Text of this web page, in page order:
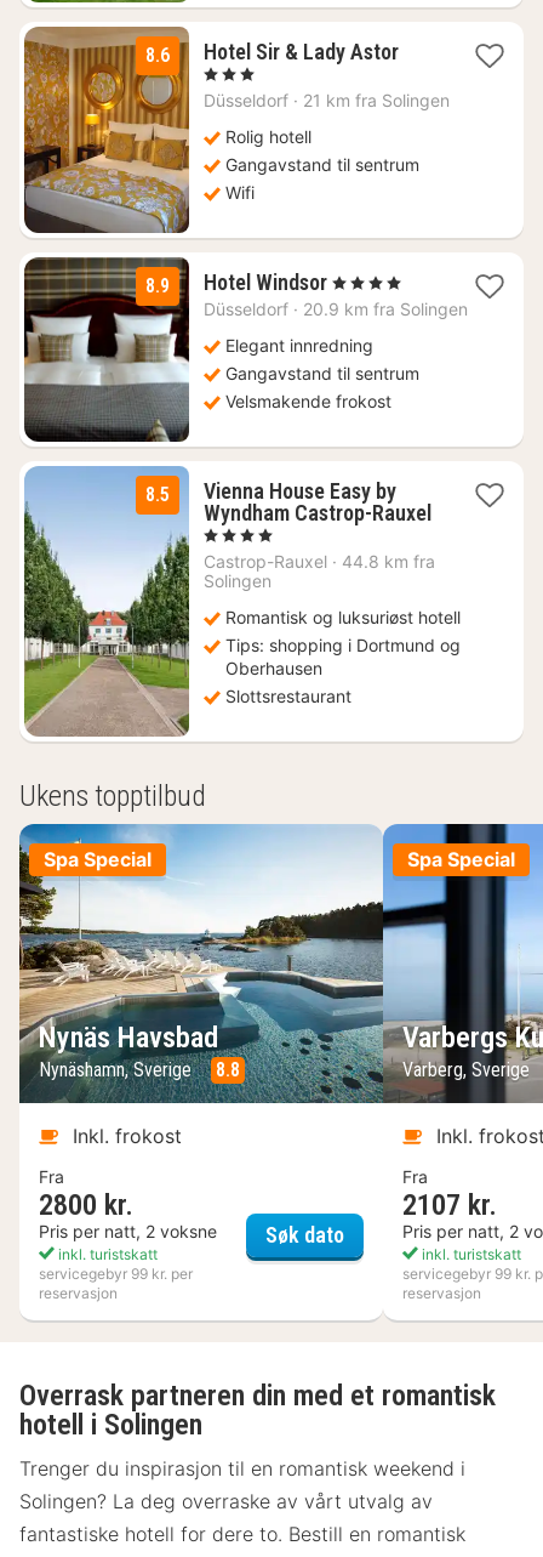
8.6 Hotel Sir & Lady Astor1
fra
759
, 3 Stjerner
Düsseldorf · 21 km fra Solingen
Rolig hotell
Gangavstand til sentrum
Wifi
8.9 Hotel Windsor1
natt
759
kr.
, 4 Stjerner
Düsseldorf · 20.9 km fra Solingen
Elegant innredning
Gangavstand til sentrum
Velsmakende frokost
8.5
Vienna House Easy by
Wyndham Castrop-Rauxel
2
netter
fra
kr.
, 4 Stjerner
Castrop-Rauxel · 44.8 km fra
Solingen
Romantisk og luksuriøst hotell
Tips: shopping i Dortmund og
Oberhausen
Slottsrestaurant
Ukens topptilbud
Spa Special
Nynäs Havsbad
Nynäshamn, Sverige 8.8
Inkl. frokost
Fra
2800 kr.
Pris per natt, 2 voksne
inkl. turistskatt
servicegebyr 99 kr. per
reservasjon
Søk datoNynäs Havsbad
Spa Special
Varbergs
Varberg, Sverige
Inkl.
Fra
2107 kr.
Pris per natt, 2
inkl. turistskatt
servicegebyr 99 kr.
reservasjon
Overrask partneren din med et romantisk
hotell i Solingen
Trenger du inspirasjon til en romantisk weekend i
Solingen? La deg overraske av vårt utvalg av
fantastiske hotell for dere to. Bestill en romantisk